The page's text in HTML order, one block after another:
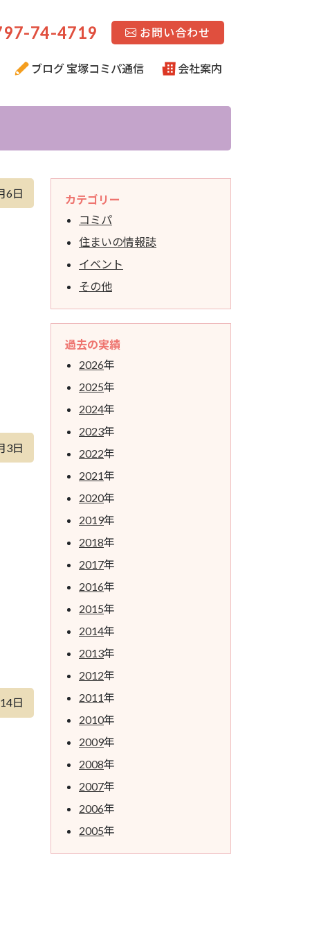
74-4719 お問い合わせ
ブログ 宝塚コミパ通信 会社案内
6日
3日
日
カテゴリー
コミパ
住まいの情報誌
イベント
その他
過去の実績
2026年
2025年
2024年
2023年
2022年
2021年
2020年
2019年
2018年
2017年
2016年
2015年
2014年
2013年
2012年
2011年
2010年
2009年
2008年
2007年
2006年
2005年